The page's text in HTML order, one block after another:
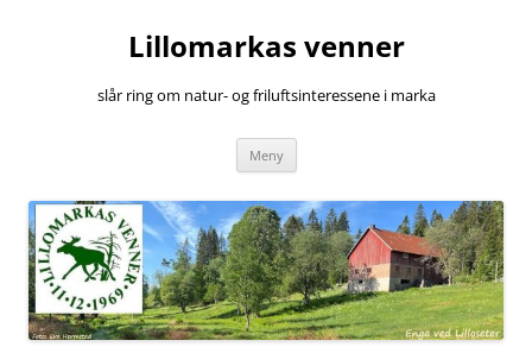
Lillomarkas venner
slår ring om natur- og friluftsinteressene i marka
Meny